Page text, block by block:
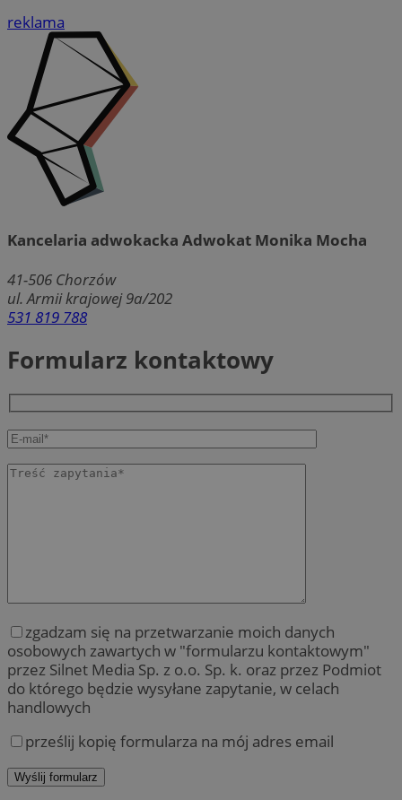
reklama
Kancelaria adwokacka Adwokat Monika Mocha
41-506 Chorzów
ul. Armii krajowej 9a/202
531 819 788
Formularz kontaktowy
zgadzam się na przetwarzanie moich danych
osobowych zawartych w "formularzu kontaktowym"
przez Silnet Media Sp. z o.o. Sp. k. oraz przez Podmiot
do którego będzie wysyłane zapytanie, w celach
handlowych
prześlij kopię formularza na mój adres email